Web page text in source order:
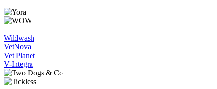
Wildwash
VetNova
Vet Planet
V-Integra